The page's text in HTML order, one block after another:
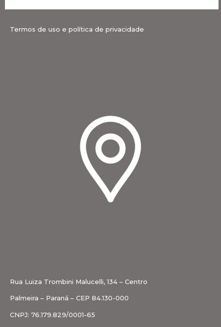
Termos de uso e política de privacidade
Rua Luiza Trombini Malucelli, 134 – Centro
Palmeira – Paraná – CEP 84.130-000
CNPJ: 76.179.829/0001-65